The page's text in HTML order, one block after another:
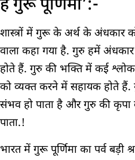
है गुरू पूर्णिमा’:-
शास्त्रों में गुरू के अर्थ के अंधकार
वाला कहा गया है. गुरु हमें
होते हैं. गुरु की भक्ति में कई
को व्यक्त करने में सहायक होते हैं.
संभव हो पाता है और गुरु की
पाता.!
भारत में गुरू पूर्णिमा का पर्व बड़ी